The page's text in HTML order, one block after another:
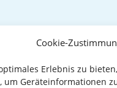
Cookie-
Erlebnis zu
um Geräteinformationen